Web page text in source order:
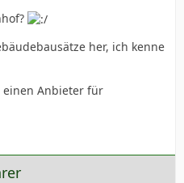
her, ich kenne
einen Anbieter für